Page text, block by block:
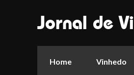
Jornal de
Home Vinhedo